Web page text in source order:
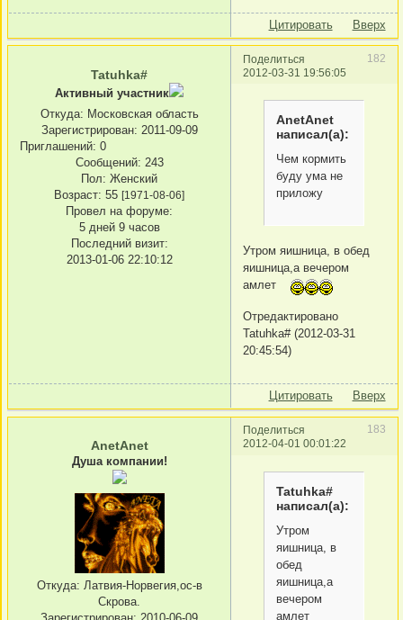
Цитировать Вверх
Поделиться
182
2012-03-31 19:56:05
Tatuhka#
Активный участник
Откуда: Московская область
Зарегистрирован: 2011-09-09
Приглашений: 0
Сообщений: 243
Пол: Женский
Возраст: 55 [1971-08-06]
Провел на форуме:
5 дней 9 часов
Последний визит:
2013-01-06 22:10:12
AnetAnet
написал(а):
Чем кормить
буду ума не
приложу
Утром яишница, в обед
яишница,а вечером
амлет
Отредактировано
Tatuhka# (2012-03-31
20:45:54)
Цитировать Вверх
Поделиться
183
2012-04-01 00:01:22
AnetAnet
Душа компании!
Откуда: Латвия-Норвегия,ос-в
Скрова.
Tatuhka#
написал(а):
Утром
яишница, в
обед
яишница,а
вечером
амлет